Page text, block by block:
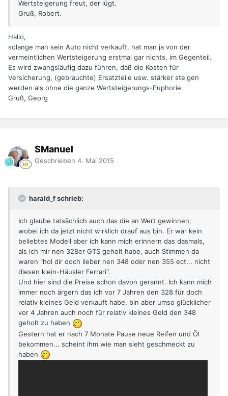
Wertsteigerung freut, der lügt.
Gruß, Robert.
Hallo,
solange man sein Auto nicht verkauft, hat man ja von der
vermeintlichen Wertsteigerung erstmal gar nichts, im Gegenteil.
Es wird zwangsläufig dazu führen, daß die Kosten für
Versicherung, (gebrauchte) Ersatzteile usw. stärker steigen
werden als ohne die ganze Wertsteigerungs-Euphorie.
Gruß, Georg
SManuel
Geschrieben 4. Mai 2015
harald_f schrieb:
Ich glaube tatsächlich auch das die an Wert gewinnen,
wobei ich da jetzt nicht wirklich drauf aus bin. Er war kein
beliebtes Modell aber ich kann mich erinnern das dasmals,
als ich mir nen 328er GTS geholt habe, auch Stimmen da
waren "hol dir doch lieber nen 348 oder nen 355 ect... nicht
diesen klein-Häusler Ferrari".
Und hier sind die Preise schon davon gerannt. Ich kann mich
immer noch ärgern das ich vor 7 Jahren den 328 für doch
relativ kleines Geld verkauft habe, bin aber umso glücklicher
vor 4 Jahren auch noch für relativ kleines Geld den 348
geholt zu haben
Gestern hat er nach 7 Monate Pause neue Reifen und Öl
bekommen... scheint ihm wie man sieht geschmeckt zu
haben